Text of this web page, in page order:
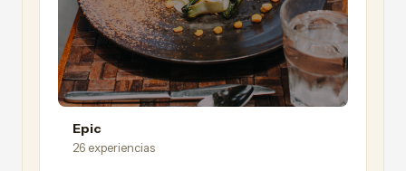
Epic
26 experiencias